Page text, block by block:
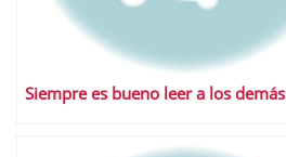
Siempre es bueno leer a los demás